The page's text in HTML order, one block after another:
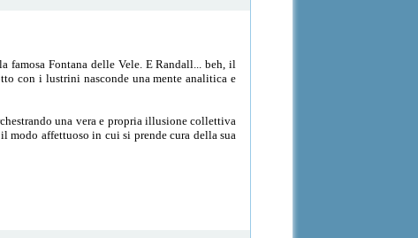
Fontana delle Vele. E Randall... beh, il
con i lustrini nasconde una mente analitica e
una vera e propria illusione collettiva
modo affettuoso in cui si prende cura della sua